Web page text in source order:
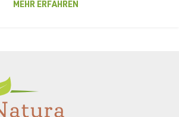
MEHR ERFAHREN